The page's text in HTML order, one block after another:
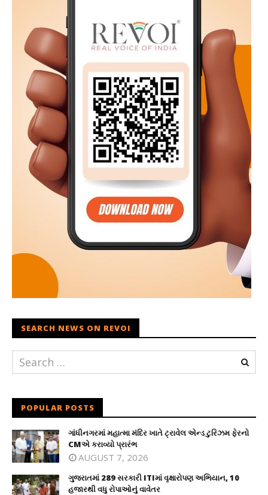
SEARCH NEWS ON REVOI
POPULAR POSTS
ગાંધીનગરમાં મહાત્મા મંદિર ખાતે ટ્રાવેલ એન્ડ ટુરિઝમ ફેરનો
CMએ કરાવ્યો પ્રારંભ
AUGUST 7, 2026
ગુજરાતમાં 289 સરકારી ITIમાં વૃક્ષારોપણ અભિયાન, 10
હજારથી વધુ રોપાઓનું વાવેતર